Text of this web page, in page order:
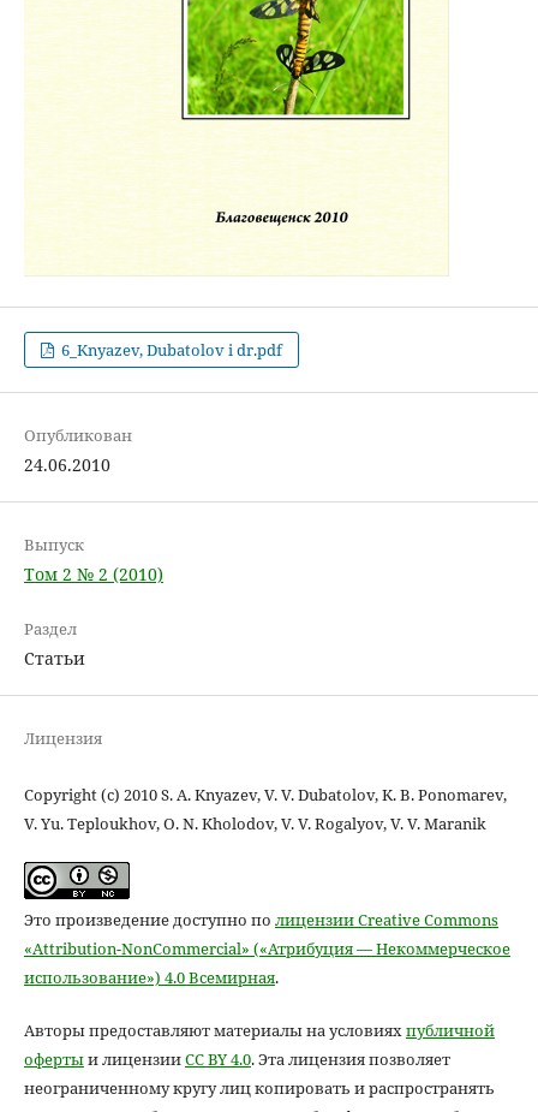
6_Knyazev, Dubatolov i dr.pdf
Опубликован
24.06.2010
Выпуск
Том 2 № 2 (2010)
Раздел
Статьи
Лицензия
Copyright (c) 2010 S. A. Knyazev, V. V. Dubatolov, K. B. Ponomarev,
V. Yu. Teploukhov, O. N. Kholodov, V. V. Rogalyov, V. V. Maranik
Это произведение доступно по лицензии Creative Commons
«Attribution-NonCommercial» («Атрибуция — Некоммерческое
использование») 4.0 Всемирная.
Авторы предоставляют материалы на условияхпубличной
офертыи лицензииCC BY 4.0. Эта лицензия позволяет
неограниченному кругу лиц копировать и распространять